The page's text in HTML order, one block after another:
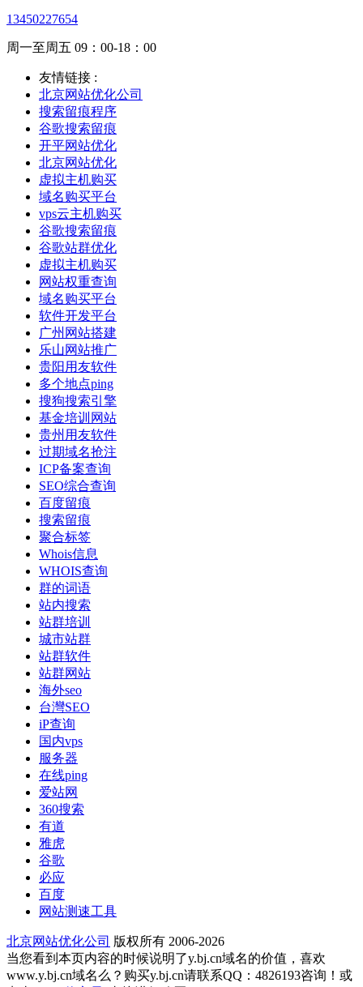
13450227654
周一至周五 09：00-18：00
友情链接 :
北京网站优化公司
搜索留痕程序
谷歌搜索留痕
开平网站优化
北京网站优化
虚拟主机购买
域名购买平台
vps云主机购买
谷歌搜索留痕
谷歌站群优化
虚拟主机购买
网站权重查询
域名购买平台
软件开发平台
广州网站搭建
乐山网站推广
贵阳用友软件
多个地点ping
搜狗搜索引擎
基金培训网站
贵州用友软件
过期域名抢注
ICP备案查询
SEO综合查询
百度留痕
搜索留痕
聚合标签
Whois信息
WHOIS查询
群的词语
站内搜索
站群培训
城市站群
站群软件
站群网站
海外seo
台灣SEO
iP查询
国内vps
服务器
在线ping
爱站网
360搜索
有道
雅虎
谷歌
必应
百度
网站测速工具
北京网站优化公司 版权所有 2006-2026
当您看到本页内容的时候说明了y.bj.cn域名的价值，喜欢
www.y.bj.cn域名么？购买y.bj.cn请联系QQ：4826193咨询！或